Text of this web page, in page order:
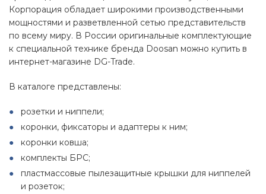
Корпорация обладает широкими производственными
мощностями и разветвленной сетью представительств
по всему миру. В России оригинальные комплектующие
к специальной технике бренда Doosan можно купить в
интернет-магазине DG-Trade.
В каталоге представлены:
розетки и ниппели;
коронки, фиксаторы и адаптеры к ним;
коронки ковша;
комплекты БРС;
пластмассовые пылезащитные крышки для ниппелей
и розеток;